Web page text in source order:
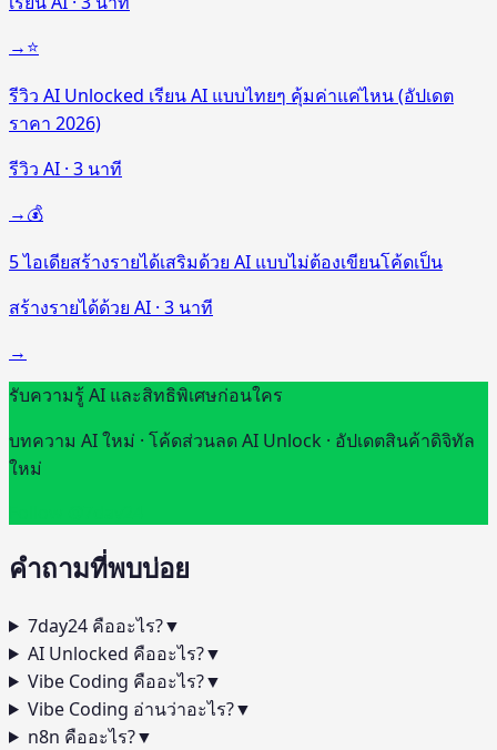
→⭐
รีวิว AI Unlocked เรียน AI แบบไทยๆ คุ้มค่าแค่ไหน (อัปเดต
ราคา 2026)
รีวิว AI · 3 นาที
→💰
5 ไอเดียสร้างรายได้เสริมด้วย AI แบบไม่ต้องเขียนโค้ดเป็น
สร้างรายได้ด้วย AI · 3 นาที
→
รับความรู้ AI และสิทธิพิเศษก่อนใคร
บทความ AI ใหม่ · โค้ดส่วนลด AI Unlock · อัปเดตสินค้าดิจิทัล
ใหม่
คำถามที่พบบ่อย
7day24 คืออะไร?▼
AI Unlocked คืออะไร?▼
Vibe Coding คืออะไร?▼
Vibe Coding อ่านว่าอะไร?▼
n8n คืออะไร?▼